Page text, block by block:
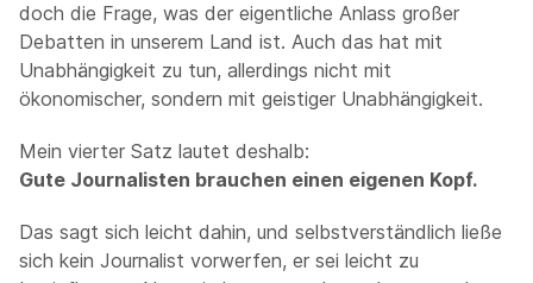
doch die Frage, was der eigentliche Anlass großer
Debatten in unserem Land ist. Auch das hat mit
Unabhängigkeit zu tun, allerdings nicht mit
ökonomischer, sondern mit geistiger Unabhängigkeit.
Mein vierter Satz lautet deshalb:
Gute Journalisten brauchen einen eigenen Kopf.
Das sagt sich leicht dahin, und selbstverständlich ließe
sich kein Journalist vorwerfen, er sei leicht zu